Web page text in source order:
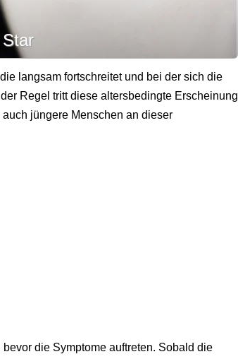
langsam fortschreitet und bei der sich die
Regel tritt diese altersbedingte Erscheinung
jüngere Menschen an dieser
die Symptome auftreten. Sobald die